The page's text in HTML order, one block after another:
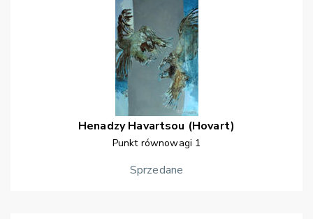
Henadzy Havartsou (Hovart)
Punkt równowagi 1
Sprzedane